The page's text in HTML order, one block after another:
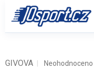
obsah
Průměrné
Neohodnoceno
GIVOVA